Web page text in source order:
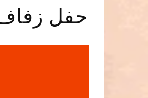
حفل